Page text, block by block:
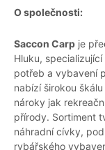
O společnosti:
Saccon Carp je
Hluku,
potřeb a vybavení
nabízí širokou
nároky jak
přírody. Sortiment
náhradní cívky,
rybářského